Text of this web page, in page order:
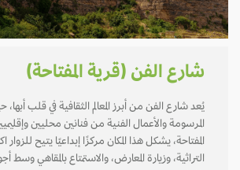
شارع الفن (قرية المفتاحة)
يُعد شارع الفن من أبرز المعالم الثقافية في قلب أبها،
المرسومة والأعمال الفنية من فنانين محليين
المفتاحة، يشكل هذا المكان مركزًا إبداعيًا يتيح للزوار
التراثية، وزيارة المعارض، والاستمتاع بالمقاهي وسط